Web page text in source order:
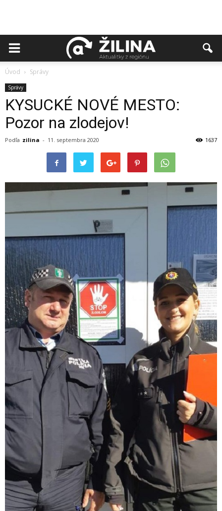
Úvod Správy
Správy
KYSUCKÉ NOVÉ MESTO:
Pozor na zlodejov!
Podľa zilina - 11. septembra 2020 1637